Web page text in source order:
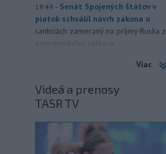
19:49 - Senát Spojených štátov v
piatok schválil návrh zákona o
sankciách zameraný na príjmy Ruska z
energetického sektora.
Slovenská polícia prispela k
ktorý sa podarilo ukončiť
právoplatným odsúdením páchateľa v
Piatkový požiar v
bratislavskej rafinérii Slovnaft je
Viac
Videá a prenosy
TASR TV